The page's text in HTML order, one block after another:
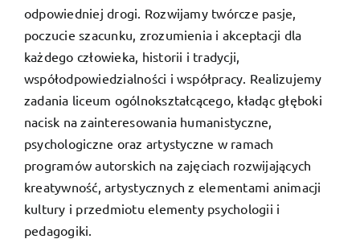
odpowiedniej drogi. Rozwijamy twórcze pasje,
poczucie szacunku, zrozumienia i akceptacji dla
każdego człowieka, historii i tradycji,
współodpowiedzialności i współpracy. Realizujemy
zadania liceum ogólnokształcącego, kładąc głęboki
nacisk na zainteresowania humanistyczne,
psychologiczne oraz artystyczne w ramach
programów autorskich na zajęciach rozwijających
kreatywność, artystycznych z elementami animacji
kultury i przedmiotu elementy psychologii i
pedagogiki.